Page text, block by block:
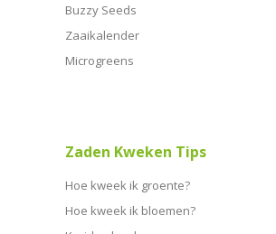
Buzzy Seeds
Zaaikalender
Microgreens
Zaden Kweken Tips
Hoe kweek ik groente?
Hoe kweek ik bloemen?